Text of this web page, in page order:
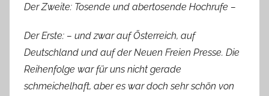
Der Zweite: Tosende und abertosende Hochrufe –
Der Erste: – und zwar auf Österreich, auf
Deutschland und auf der Neuen Freien Presse. Die
Reihenfolge war für uns nicht gerade
schmeichelhaft, aber es war doch sehr schön von